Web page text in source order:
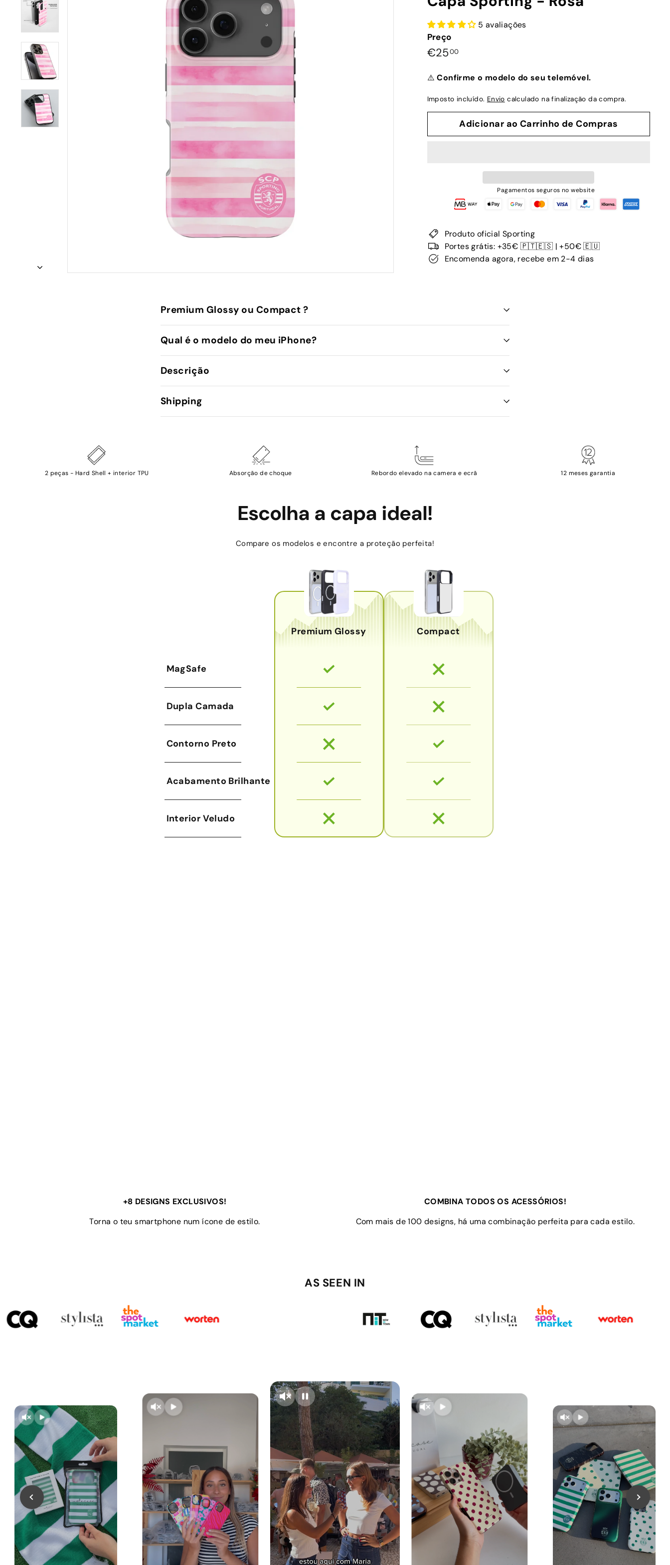
5 avaliações
Preço
Preço
€2500€25,00
⚠️Confirme o modelo do seu telemóvel.
Imposto incluído. Envio calculado na finalização da compra.
Adicionar ao Carrinho de Compras
Pagamentos seguros no website
Produto oficial Sporting
Portes grátis: +35€ 🇵🇹🇪🇸 | +50€ 🇪🇺
Encomenda agora, recebe em 2-4 dias
Premium Glossy ou Compact ?
Qual é o modelo do meu iPhone?
Descrição
Shipping
2 peças - Hard Shell + interior TPU Absorção de choque Rebordo elevado na camera e ecrã 12 meses garantia
Escolha a capa ideal!
Compare os modelos e encontre a proteção perfeita!
Premium Glossy Compact
MagSafe
Dupla Camada
Contorno Preto
Acabamento Brilhante
Interior Veludo
+8 DESIGNS EXCLUSIVOS!
Torna o teu smartphone num ícone de estilo.
COMBINA TODOS OS ACESSÓRIOS!
Com mais de 100 designs, há uma combinação perfeita para cada estilo.
AS SEEN IN